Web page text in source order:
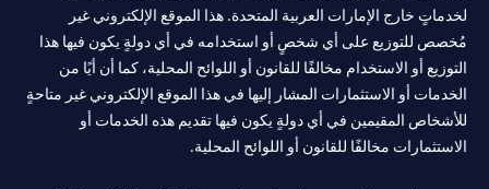
لخدماتٍ خارج الإمارات العربية المتحدة. هذا الموقع الإلكتروني غير
مُخصص للتوزيع على أي شخصٍ أو استخدامه في أي دولةٍ يكون فيها هذا
التوزيع أو الاستخدام مخالفًا للقانون أو اللوائح المحلية، كما أن أيًا من
الخدمات أو الاستثمارات المشار إليها في هذا الموقع الإلكتروني غير متاحةٍ
للأشخاص المقيمين في أي دولةٍ يكون فيها تقديم هذه الخدمات أو
الاستثمارات مخالفًا للقانون أو اللوائح المحلية.